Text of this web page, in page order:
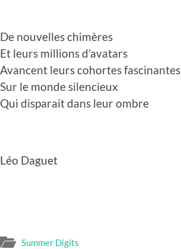
De nouvelles chimères
Et leurs millions d’avatars
Avancent leurs cohortes fascinantes
Sur le monde silencieux
Qui disparait dans leur ombre
Léo Daguet
Summer Digits